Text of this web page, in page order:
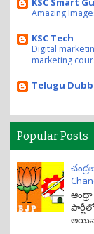
Amazing
KSC Tech
Digital
marketing
Telugu
Popular Posts
అయినా